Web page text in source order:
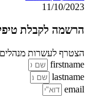
11/10/2023
הרשמה לקבלת
הצטרף לעשרות מנהלים
firstname
lastname
email